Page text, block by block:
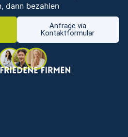
dann bezahlen
Anfrage via
Kontaktformular